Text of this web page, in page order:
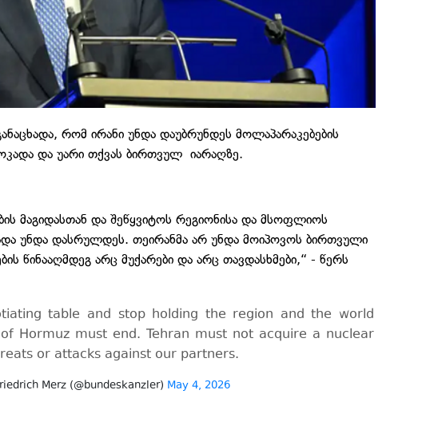
რომ ირანი უნდა დაუბრუნდეს მოლაპარაკებების
და უარი თქვას ბირთვულ იარაღზე.
მაგიდასთან და შეწყვიტოს რეგიონისა და მსოფლიოს
უნდა დასრულდეს. თეირანმა არ უნდა მოიპოვოს ბირთვული
წინააღმდეგ არც მუქარები და არც თავდასხმები,“ - წერს
table and stop holding the region and the world
Hormuz must end. Tehran must not acquire a nuclear
or attacks against our partners.
Merz (@bundeskanzler) May 4, 2026